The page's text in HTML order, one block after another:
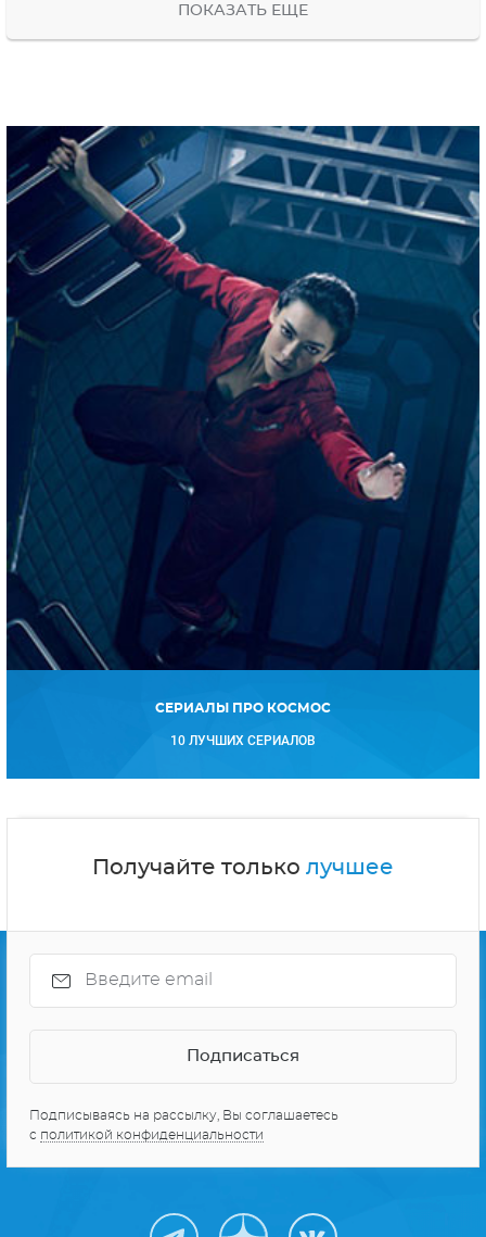
ПОКАЗАТЬ ЕЩЕ
СЕРИАЛЫ ПРО КОСМОС
10 ЛУЧШИХ СЕРИАЛОВ
Получайте только лучшее
Подписываясь на рассылку, Вы соглашаетесь
с политикой конфиденциальности